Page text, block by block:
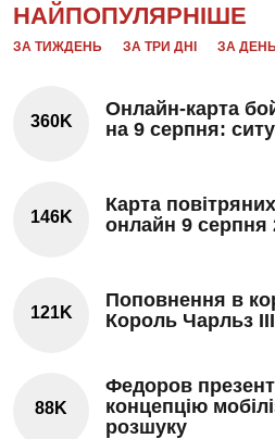
НАЙПОПУЛЯРНІШЕ
ЗА ТИЖДЕНЬ ЗА ТРИ ДНІ ЗА
360K
Онлайн-карта
на 9 серпня:
146K
Карта
онлайн 9 серпня
121K
Поповнення в
Король Чарльз
88K
Федоров
концепцію
розшуку